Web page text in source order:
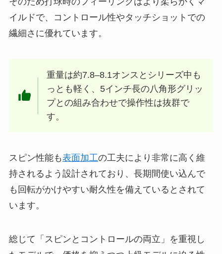
イルドで、コントロール性やタッチショットでの
繊細さに優れています。
重量は約7.8–8.1オンスとシリーズ中も
っとも軽く、5インチ長の八角形グリッ
プとの組み合わせで操作性は抜群で
す。
スピン性能も表面加工の工夫により非常に高く維
持されるよう設計されており、長期間使い込んで
も回転がかけやすい耐久性を備えているとされて
います。
総じて「スピンとコントロールの両立」を重視し